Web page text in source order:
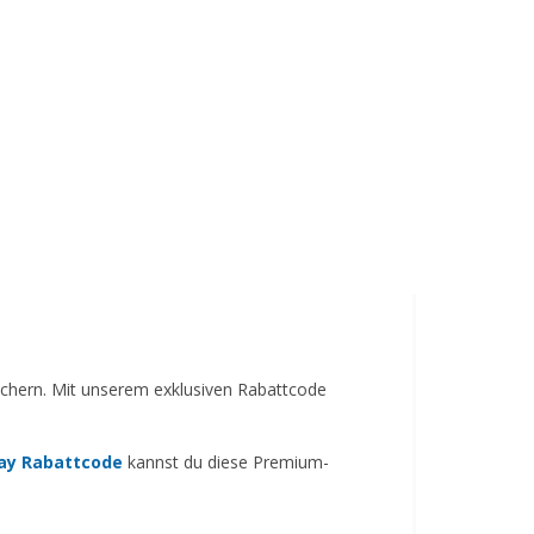
Mit unserem exklusiven Rabattcode
Rabattcode kannst du diese Premium-